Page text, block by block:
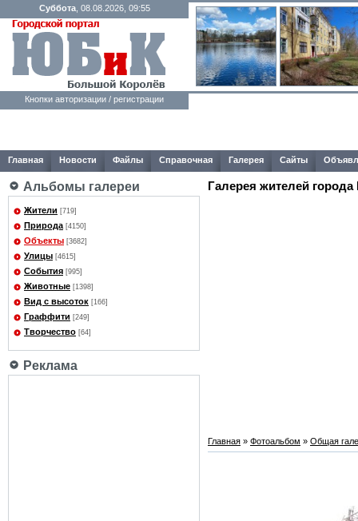
Суббота, 08.08.2026, 09:55
Кнопки авторизации / регистрации
Главная Новости Файлы Справочная Галерея Сайты
Альбомы галереи
Жители [719]
Природа [4150]
Объекты [3682]
Улицы [4615]
События [995]
Животные [1398]
Вид с высоток [166]
Граффити [249]
Творчество [64]
Реклама
Галерея жителей города
Главная » Фотоальбом » Общая